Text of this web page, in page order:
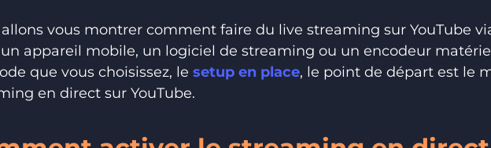
allons vous montrer comment faire du live streaming sur YouTube
appareil mobile, un logiciel de streaming ou un encodeur
que vous choisissez, le setup en place, le point de départ est le
en direct sur YouTube.